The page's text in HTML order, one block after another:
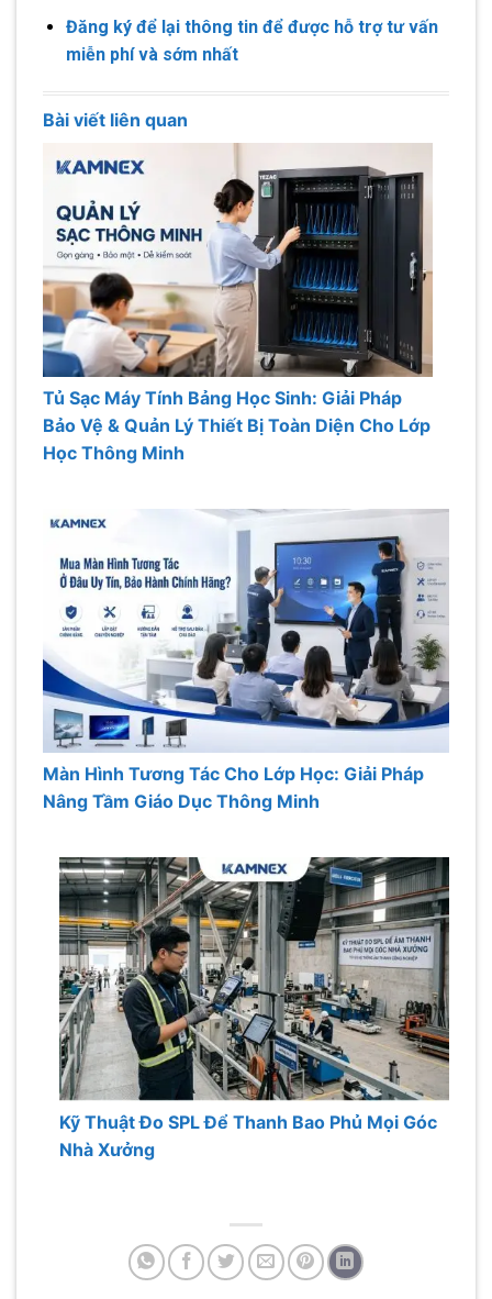
Đăng ký để lại thông tin để được hỗ trợ tư vấn
miễn phí và sớm nhất
Bài viết liên quan
Tủ Sạc Máy Tính Bảng Học Sinh: Giải Pháp
Bảo Vệ & Quản Lý Thiết Bị Toàn Diện Cho Lớp
Học Thông Minh
Màn Hình Tương Tác Cho Lớp Học: Giải Pháp
Nâng Tầm Giáo Dục Thông Minh
Kỹ Thuật Đo SPL Để Thanh Bao Phủ Mọi Góc
Nhà Xưởng